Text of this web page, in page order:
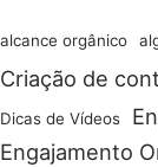
alcance orgânico
Criação de
Dicas de Vídeos
Engajamento